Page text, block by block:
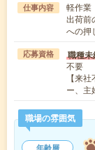
仕事内容
軽作業
出荷前
への押
応募資格 職種
不要
【来
ー、
職場の雰囲気
年齢層